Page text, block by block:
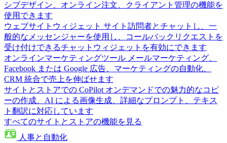
シブデザイン、オンライン注文、クライアント管理の機能を
使用できます
ウェブサイトウィジェット サイト訪問者とチャットし、一
般的なメッセンジャーを使用し、コールバックリクエストを
受け付けできるチャットウィジェットを有効にできます
オンラインマーケティングツール メールマーケティング、
Facebook または Google 広告、マーケティングの自動化、
CRM 統合で売上を伸ばせます
サイトとストアでの CoPilot オンデマンドでの魅力的なコピ
ーの作成、AI による画像生成、詳細なプロンプト、テキス
ト翻訳に対応しています
すべてのサイトとストアの機能を見る
人事と自動化